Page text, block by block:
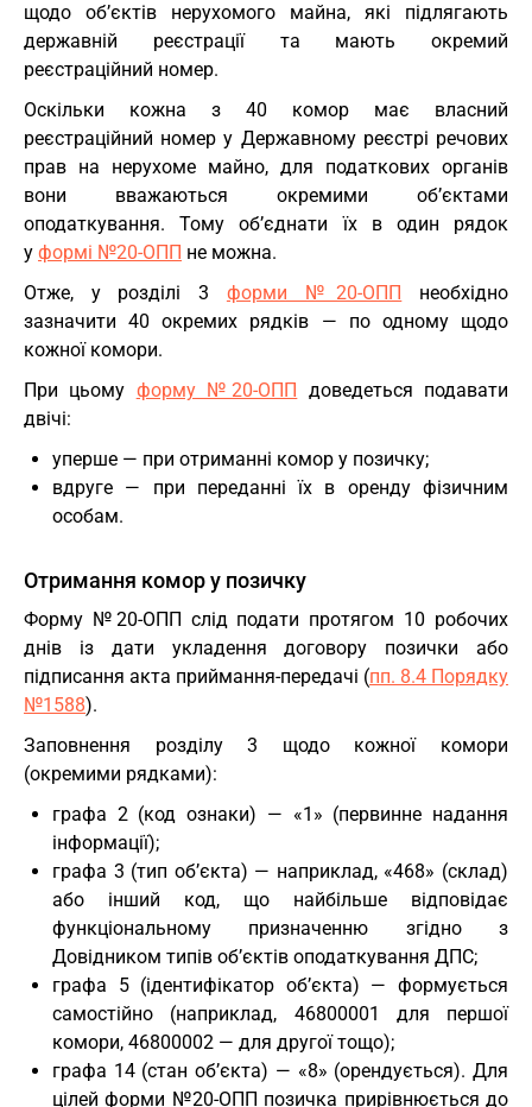
щодо об’єктів нерухомого майна, які підлягають
державній реєстрації та мають окремий
реєстраційний номер.
Оскільки кожна з 40 комор має власний
реєстраційний номер у Державному реєстрі речових
прав на нерухоме майно, для податкових органів
вони вважаються окремими об’єктами
оподаткування. Тому об’єднати їх в один рядок
у формі №20-ОПП не можна.
Отже, у розділі 3 форми №20-ОПП необхідно
зазначити 40 окремих рядків — по одному щодо
кожної комори.
При цьому форму №20-ОПП доведеться подавати
двічі:
уперше — при отриманні комор у позичку;
вдруге — при переданні їх в оренду фізичним
особам.
Отримання комор у позичку
Форму №20-ОПП слід подати протягом 10 робочих
днів із дати укладення договору позички або
підписання акта приймання-передачі (пп. 8.4 Порядку
№1588).
Заповнення розділу 3 щодо кожної комори
(окремими рядками):
графа 2 (код ознаки) — «1» (первинне надання
інформації);
графа 3 (тип об’єкта) — наприклад, «468» (склад)
або інший код, що найбільше відповідає
функціональному призначенню згідно з
Довідником типів об’єктів оподаткування ДПС;
графа 5 (ідентифікатор об’єкта) — формується
самостійно (наприклад, 46800001 для першої
комори, 46800002 — для другої тощо);
графа 14 (стан об’єкта) — «8» (орендується). Для
цілей форми №20-ОПП позичка прирівнюється до